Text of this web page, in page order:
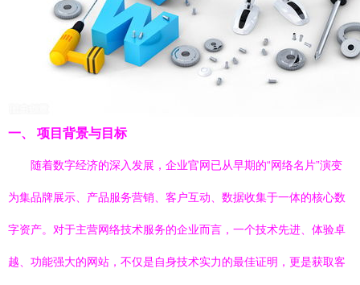
一、 项目背景与目标
随着数字经济的深入发展，企业官网已从早期的“网络名片”演变
为集品牌展示、产品服务营销、客户互动、数据收集于一体的核心数
字资产。对于主营网络技术服务的企业而言，一个技术先进、体验卓
越、功能强大的网站，不仅是自身技术实力的最佳证明，更是获取客